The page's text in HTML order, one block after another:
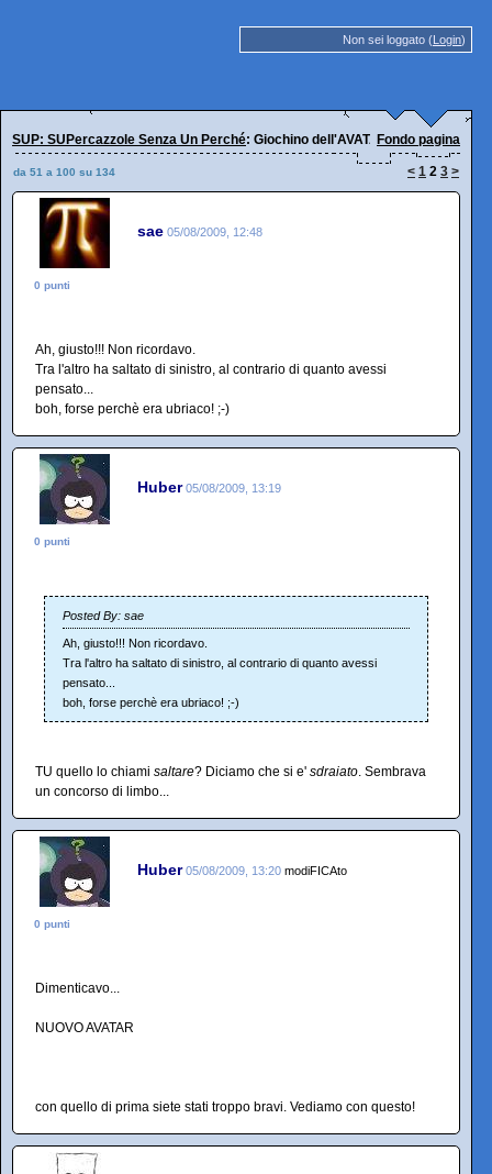
Non sei loggato (Login)
SUP: SUPercazzole Senza Un Perché: Giochino dell'AVATARFondo pagina
da 51 a 100 su 134 < 1 2 3 >
sae 05/08/2009, 12:48
0 punti
Ah, giusto!!! Non ricordavo.
Tra l'altro ha saltato di sinistro, al contrario di quanto avessi
pensato...
boh, forse perchè era ubriaco! ;-)
Huber 05/08/2009, 13:19
0 punti
Posted By: sae
Ah, giusto!!! Non ricordavo.
Tra l'altro ha saltato di sinistro, al contrario di quanto avessi
pensato...
boh, forse perchè era ubriaco! ;-)
TU quello lo chiami saltare? Diciamo che si e' sdraiato. Sembrava
un concorso di limbo...
Huber 05/08/2009, 13:20 modiFICAto
0 punti
Dimenticavo...
NUOVO AVATAR
con quello di prima siete stati troppo bravi. Vediamo con questo!